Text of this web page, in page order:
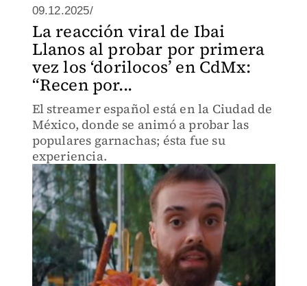
09.12.2025/
La reacción viral de Ibai
Llanos al probar por primera
vez los ‘dorilocos’ en CdMx:
“Recen por...
El streamer español está en la Ciudad de
México, donde se animó a probar las
populares garnachas; ésta fue su
experiencia.